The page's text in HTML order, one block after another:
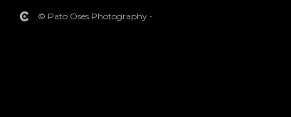
© Pato Oses Photography -